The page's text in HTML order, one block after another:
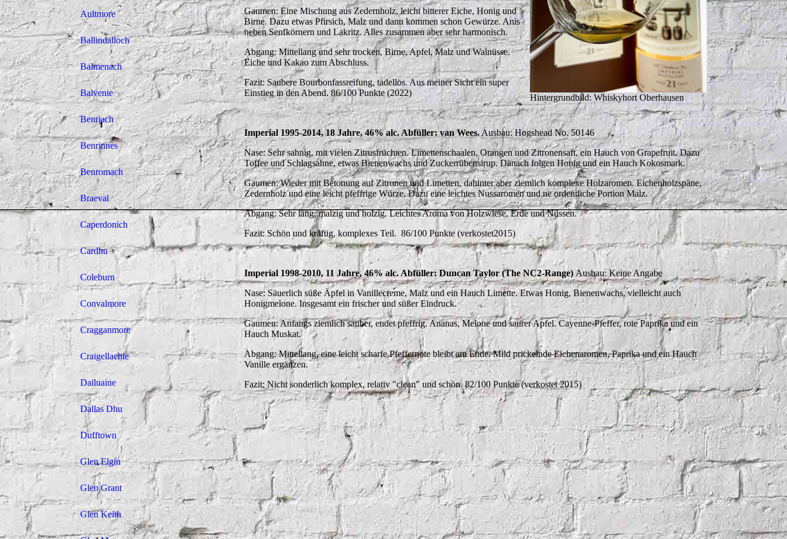
Aultmore
Ballindalloch
Balmenach
Balvenie
Benriach
Benrinnes
Benromach
Braeval
Caperdonich
Cardhu
Coleburn
Convalmore
Cragganmore
Craigellachie
Dailuaine
Dallas Dhu
Dufftown
Glen Elgin
Glen Grant
Glen Keith
Hintergrundbild: Whiskyhort Oberhausen
Gaumen: Eine Mischung aus Zedernholz, leicht bitterer Eiche, Honig und
Birne. Dazu etwas Pfirsich, Malz und dann kommen schon Gewürze. Anis
neben Senfkörnern und Lakritz. Alles zusammen aber sehr harmonisch.
Abgang: Mittellang und sehr trocken, Birne, Apfel, Malz und Walnüsse.
Eiche und Kakao zum Abschluss.
Fazit: Saubere Bourbonfassreifung, tadellos. Aus meiner Sicht ein super
Einstieg in den Abend. 86/100 Punkte (2022)
Imperial 1995-2014, 18 Jahre, 46% alc. Abfüller: van Wees. Ausbau: Hogshead No. 50146
Nase: Sehr sahnig, mit vielen Zitrusfrüchten. Limettenschaalen, Orangen und Zitronensaft, ein Hauch von Grapefruit. Dazu
Toffee und Schlagsahne, etwas Bienenwachs und Zuckerrübensirup. Danach folgen Honig und ein Hauch Kokosmark.
Gaumen: Wieder mit Betonung auf Zitronen und Limetten, dahinter aber ziemlich komplexe Holzaromen. Eichenholzspäne,
Zedernholz und eine leicht pfeffrige Würze. Dazu eine leichtes Nussaromen und ne ordentliche Portion Malz.
Abgang: Sehr lang, malzig und holzig. Leichtes Aroma von Holzwiese, Erde und Nüssen.
Fazit: Schön und kräftig, komplexes Teil. 86/100 Punkte (verkostet2015)
Imperial 1998-2010, 11 Jahre, 46% alc. Abfüller: Duncan Taylor (The NC2-Range)Ausbau: Keine Angabe
Nase: Säuerlich süße Äpfel in Vanillecreme, Malz und ein Hauch Limette. Etwas Honig, Bienenwachs, vielleicht auch
Honigmelone. Insgesamt ein frischer und süßer Eindruck.
Gaumen: Anfangs ziemlich sauber, endet pfeffrig. Ananas, Melone und saurer Apfel. Cayenne-Pfeffer, rote Paprika und ein
Hauch Muskat.
Abgang: Mittellang, eine leicht scharfe Pfeffernote bleibt am Ende. Mild prickelnde Eichenaromen, Paprika und ein Hauch
Vanille ergänzen.
Fazit: Nicht sonderlich komplex, relativ "clean" und schön. 82/100 Punkte (verkostet 2015)